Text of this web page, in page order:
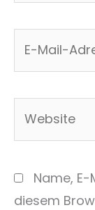
Name,
diesem